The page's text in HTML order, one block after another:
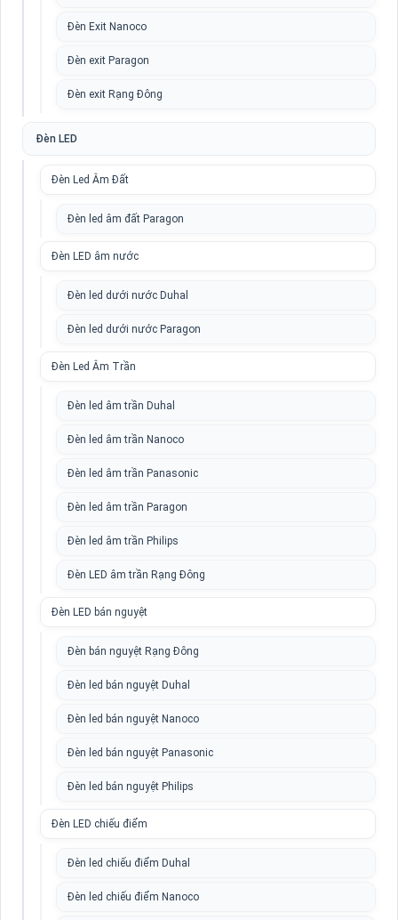
Đèn Exit Nanoco
Đèn exit Paragon
Đèn exit Rạng Đông
Đèn LED
Đèn Led Âm Đất
Đèn led âm đất Paragon
Đèn LED âm nước
Đèn led dưới nước Duhal
Đèn led dưới nước Paragon
Đèn Led Âm Trần
Đèn led âm trần Duhal
Đèn led âm trần Nanoco
Đèn led âm trần Panasonic
Đèn led âm trần Paragon
Đèn led âm trần Philips
Đèn LED âm trần Rạng Đông
Đèn LED bán nguyệt
Đèn bán nguyệt Rạng Đông
Đèn led bán nguyệt Duhal
Đèn led bán nguyệt Nanoco
Đèn led bán nguyệt Panasonic
Đèn led bán nguyệt Philips
Đèn LED chiếu điểm
Đèn led chiếu điểm Duhal
Đèn led chiếu điểm Nanoco